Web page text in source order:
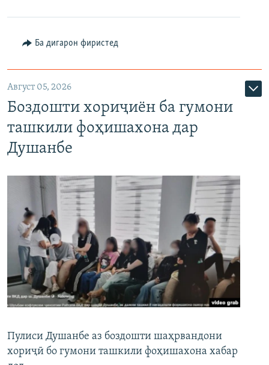
Ба дигарон фиристед
Август 05, 2026
Боздошти хориҷиён ба гумони
ташкили фоҳишахона дар
Душанбе
Пулиси Душанбе аз боздошти шаҳрвандони
хориҷӣ бо гумони ташкили фоҳишахона хабар